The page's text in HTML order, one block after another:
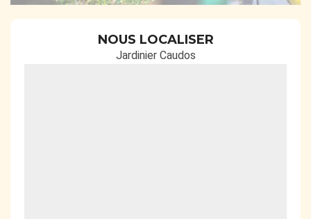
NOUS LOCALISER
Jardinier Caudos